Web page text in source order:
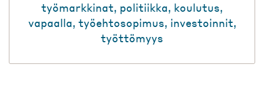
työmarkkinat, politiikka, koulutus,
vapaalla, työehtosopimus, investoinnit,
työttömyys